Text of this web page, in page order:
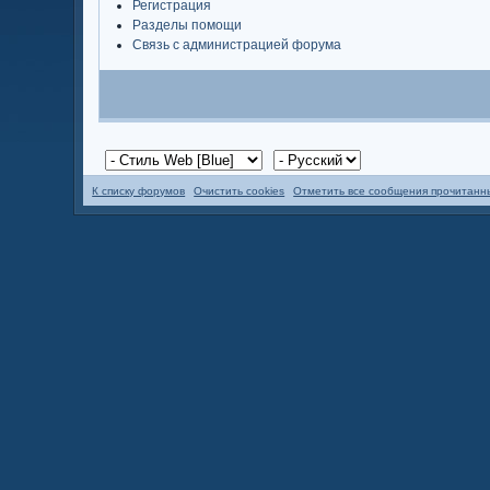
Регистрация
Разделы помощи
Связь с администрацией форума
К списку форумов Очистить cookies Отметить все сообщения